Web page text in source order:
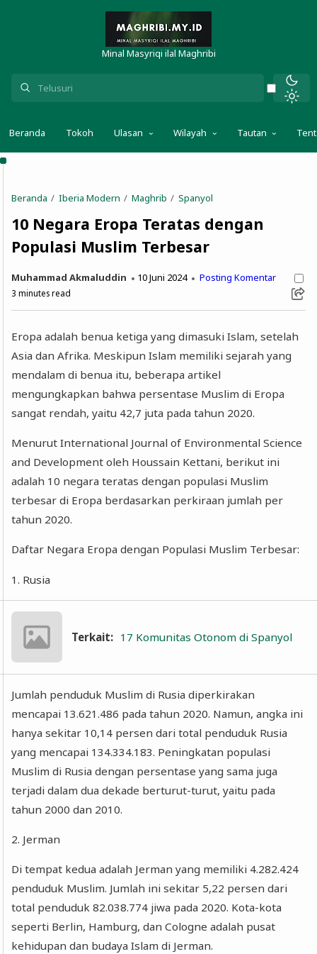
Minal Masyriqi ilal Maghribi
Beranda Tokoh Ulasan Wilayah Tautan
Beranda Iberia Modern Maghrib Spanyol
10 Negara Eropa Teratas dengan
Populasi Muslim Terbesar
Muhammad Akmaluddin 10 Juni 2024 Posting Komentar
3 minutes read
Eropa adalah benua ketiga yang dimasuki Islam, setelah
Asia dan Afrika. Meskipun Islam memiliki sejarah yang
mendalam di benua itu, beberapa artikel
mengungkapkan bahwa persentase Muslim di Eropa
sangat rendah, yaitu 42,7 juta pada tahun 2020.
Menurut International Journal of Environmental Science
and Development oleh Houssain Kettani, berikut ini
adalah 10 negara teratas dengan populasi Muslim
terbesar di Eropa berdasarkan perkiraan jumlah per
tahun 2020.
Daftar Negara Eropa dengan Populasi Muslim Terbesar:
1. Rusia
Terkait: 17 Komunitas Otonom di Spanyol
Jumlah penduduk Muslim di Rusia diperkirakan
mencapai 13.621.486 pada tahun 2020. Namun, angka ini
hanya sekitar 10,14 persen dari total penduduk Rusia
yang mencapai 134.334.183. Peningkatan populasi
Muslim di Rusia dengan persentase yang sama juga
terjadi dalam dua dekade berturut-turut, yaitu pada
tahun 2000 dan 2010.
2. Jerman
Di tempat kedua adalah Jerman yang memiliki 4.282.424
penduduk Muslim. Jumlah ini sekitar 5,22 persen dari
total penduduk 82.038.774 jiwa pada 2020. Kota-kota
seperti Berlin, Hamburg, dan Cologne adalah pusat
kehidupan dan budaya Islam di Jerman.